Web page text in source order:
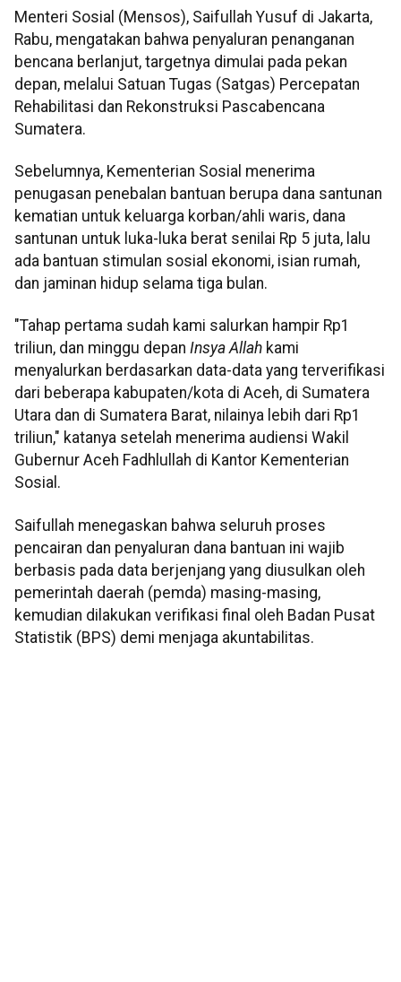
Menteri Sosial (Mensos), Saifullah Yusuf di Jakarta,
Rabu, mengatakan bahwa penyaluran penanganan
bencana berlanjut, targetnya dimulai pada pekan
depan, melalui Satuan Tugas (Satgas) Percepatan
Rehabilitasi dan Rekonstruksi Pascabencana
Sumatera.
Sebelumnya, Kementerian Sosial menerima
penugasan penebalan bantuan berupa dana santunan
kematian untuk keluarga korban/ahli waris, dana
santunan untuk luka-luka berat senilai Rp 5 juta, lalu
ada bantuan stimulan sosial ekonomi, isian rumah,
dan jaminan hidup selama tiga bulan.
"Tahap pertama sudah kami salurkan hampir Rp1
triliun, dan minggu depan Insya Allah kami
menyalurkan berdasarkan data-data yang terverifikasi
dari beberapa kabupaten/kota di Aceh, di Sumatera
Utara dan di Sumatera Barat, nilainya lebih dari Rp1
triliun," katanya setelah menerima audiensi Wakil
Gubernur Aceh Fadhlullah di Kantor Kementerian
Sosial.
Saifullah menegaskan bahwa seluruh proses
pencairan dan penyaluran dana bantuan ini wajib
berbasis pada data berjenjang yang diusulkan oleh
pemerintah daerah (pemda) masing-masing,
kemudian dilakukan verifikasi final oleh Badan Pusat
Statistik (BPS) demi menjaga akuntabilitas.